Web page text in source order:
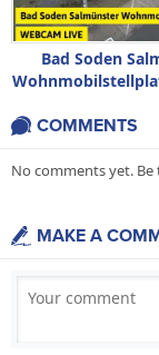
Bad Soden
COMMENTS
No comments yet.
MAKE A